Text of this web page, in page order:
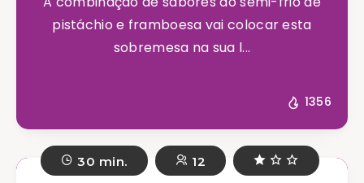
pistáchio e framboesa vai colocar esta
sobremesa na sua l...
1356
30 min. 12